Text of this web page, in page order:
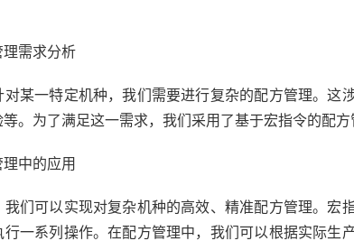
理需求分析
某一特定机种，我们需要进行复杂的配方管理。这
。为了满足这一需求，我们采用了基于宏指令的配方
中的应用
们可以实现对复杂机种的高效、精准配方管理。宏
行一系列操作。在配方管理中，我们可以根据实际生